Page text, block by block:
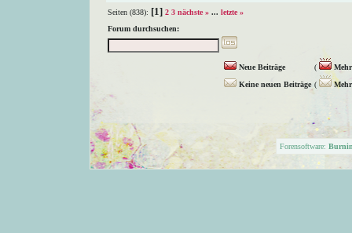
Seiten (838): [1] 2 3 nächste » ... letzte »
Forum durchsuchen:
Neue Beiträge (
Keine neuen Beiträge (
Forensoftware: